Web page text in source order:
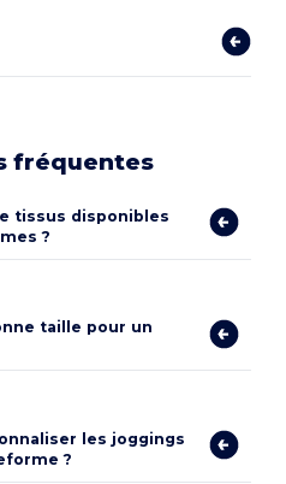
fréquentes
tissus disponibles
?
taille pour un
les joggings
?